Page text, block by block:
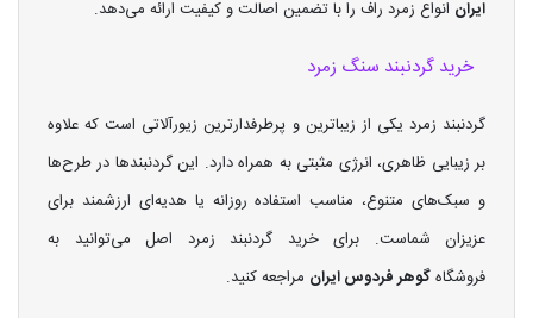
ایران انواع زمرد راف را با تضمین اصالت و کیفیت ارائه می‌دهد.
خرید گردنبند سنگ زمرد
گردنبند زمرد یکی از زیباترین و پرطرفدارترین زیورآلاتی است که علاوه
بر زیبایی ظاهری، انرژی مثبتی به همراه دارد. این گردنبندها در طرح‌ها
و سبک‌های متنوع، مناسب استفاده روزانه یا هدیه‌ای ارزشمند برای
عزیزان شماست. برای خرید گردنبند زمرد اصل می‌توانید به
فروشگاهگوهر فردوس ایران مراجعه کنید.